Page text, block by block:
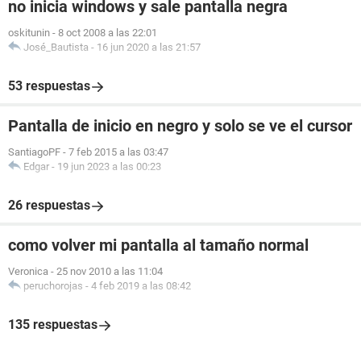
no inicia windows y sale pantalla negra
oskitunin - 8 oct 2008 a las 22:01
José_Bautista - 16 jun 2020 a las 21:57
53 respuestas
Pantalla de inicio en negro y solo se ve el cursor
SantiagoPF - 7 feb 2015 a las 03:47
Edgar - 19 jun 2023 a las 00:23
26 respuestas
como volver mi pantalla al tamaño normal
Veronica - 25 nov 2010 a las 11:04
peruchorojas - 4 feb 2019 a las 08:42
135 respuestas